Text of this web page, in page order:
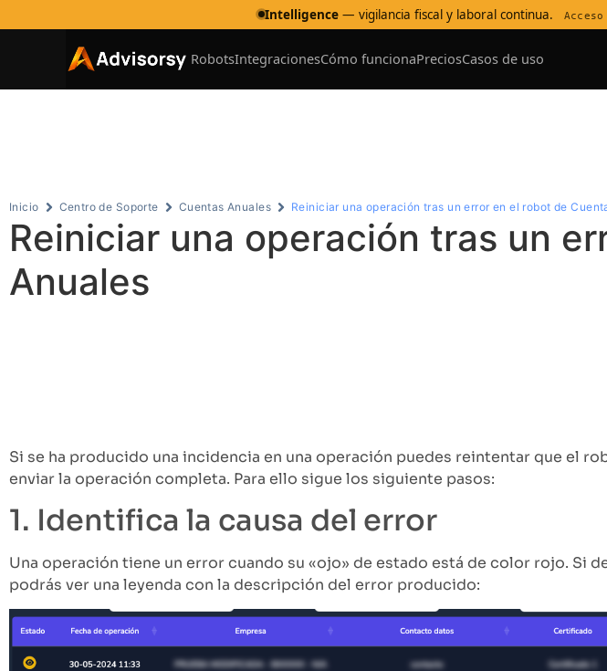
Intelligence— vigilancia fiscal y laboral continua.
RobotsIntegracionesCómo funcionaPreciosCasos de uso
Inicio Centro de Soporte Cuentas Anuales Reiniciar una operación tras un error en el robot de
Reiniciar una operación tras un
Anuales
Si se ha producido una incidencia en una operación puedes reintentar que el
enviar la operación completa. Para ello sigue los siguiente pasos:
1. Identifica la causa del error
Una operación tiene un error cuando su «ojo» de estado está de color rojo. Si
podrás ver una leyenda con la descripción del error producido: